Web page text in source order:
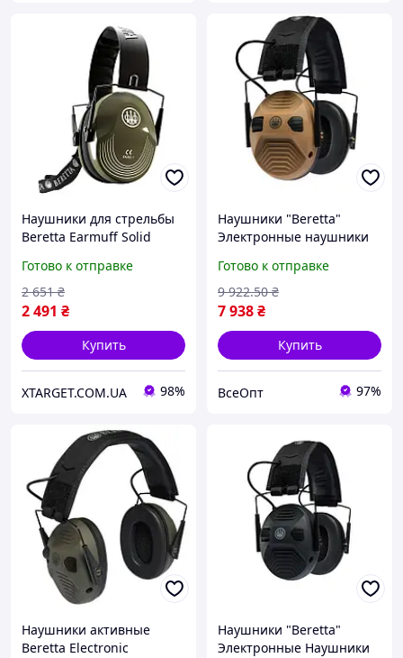
Наушники для стрельбы
Beretta Earmuff Solid
Готово к отправке
2 491 ₴
2 651 ₴
Купить
XTARGET.COM.UA 98%
Наушники "Beretta"
Электронные наушники
шумоподавление 34 дБ,
комфортная посадка
Готово к отправке
7 938₴
9 922.50 ₴
Купить
ВсеОпт 97%
Наушники активные
Beretta Electronic
Наушники "Beretta"
Электронные Наушники